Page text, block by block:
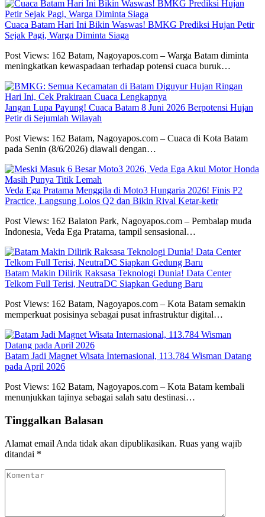
Cuaca Batam Hari Ini Bikin Waswas! BMKG Prediksi Hujan Petir
Sejak Pagi, Warga Diminta Siaga
Post Views: 162 Batam, Nagoyapos.com – Warga Batam diminta
meningkatkan kewaspadaan terhadap potensi cuaca buruk…
Jangan Lupa Payung! Cuaca Batam 8 Juni 2026 Berpotensi Hujan
Petir di Sejumlah Wilayah
Post Views: 162 Batam, Nagoyapos.com – Cuaca di Kota Batam
pada Senin (8/6/2026) diawali dengan…
Veda Ega Pratama Menggila di Moto3 Hungaria 2026! Finis P2
Practice, Langsung Lolos Q2 dan Bikin Rival Ketar-ketir
Post Views: 162 Balaton Park, Nagoyapos.com – Pembalap muda
Indonesia, Veda Ega Pratama, tampil sensasional…
Batam Makin Dilirik Raksasa Teknologi Dunia! Data Center
Telkom Full Terisi, NeutraDC Siapkan Gedung Baru
Post Views: 162 Batam, Nagoyapos.com – Kota Batam semakin
memperkuat posisinya sebagai pusat infrastruktur digital…
Batam Jadi Magnet Wisata Internasional, 113.784 Wisman Datang
pada April 2026
Post Views: 162 Batam, Nagoyapos.com – Kota Batam kembali
menunjukkan tajinya sebagai salah satu destinasi…
Tinggalkan Balasan
Alamat email Anda tidak akan dipublikasikan. Ruas yang wajib
ditandai *